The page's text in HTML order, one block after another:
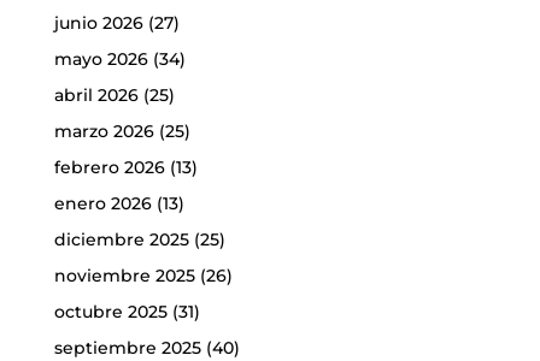
junio 2026(27)
mayo 2026(34)
abril 2026(25)
marzo 2026(25)
febrero 2026(13)
enero 2026(13)
diciembre 2025(25)
noviembre 2025(26)
octubre 2025(31)
septiembre 2025(40)